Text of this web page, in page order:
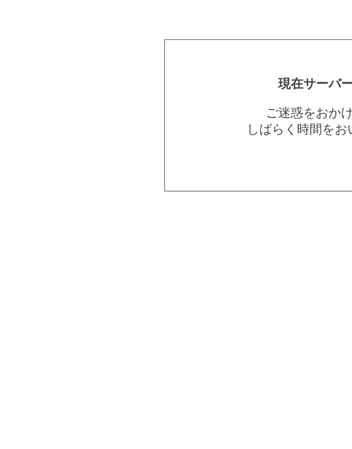
現在サーバ
ご迷惑をおか
しばらく時間を